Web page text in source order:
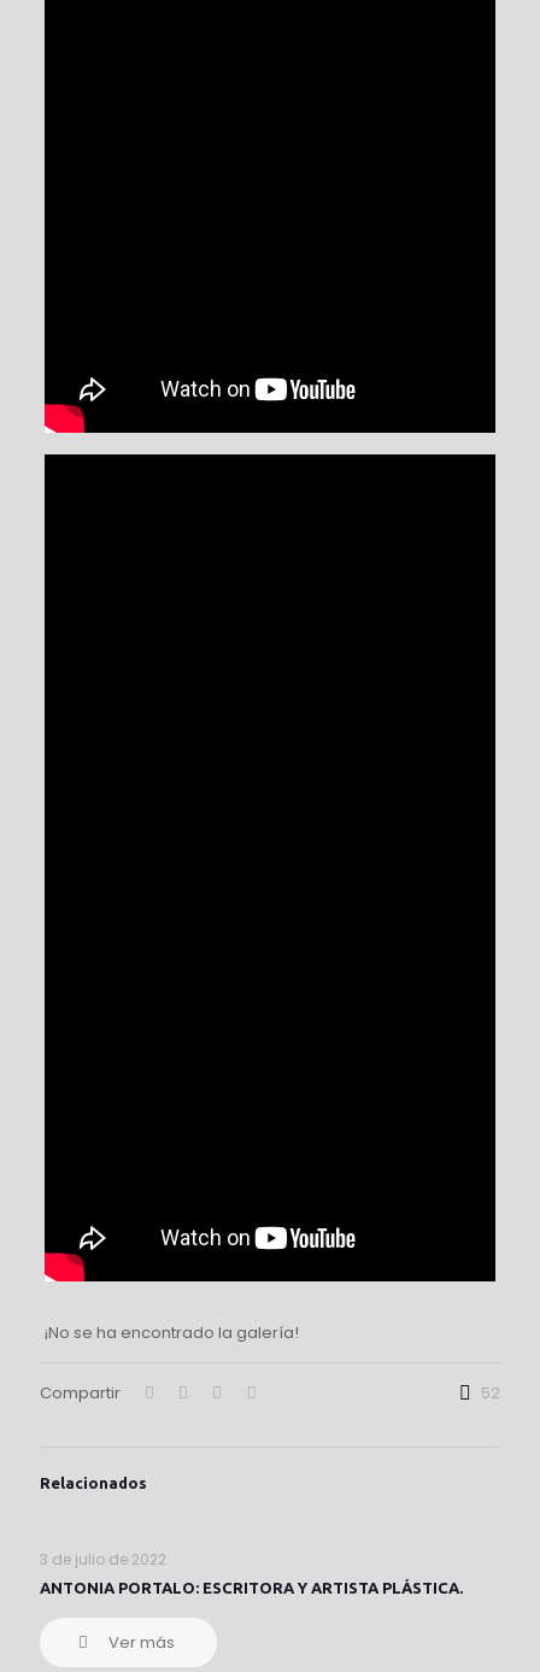
¡No se ha encontrado la galería!
Compartir 52
Relacionados
3 de julio de 2022
ANTONIA PORTALO: ESCRITORA Y ARTISTA PLÁSTICA.
Ver más